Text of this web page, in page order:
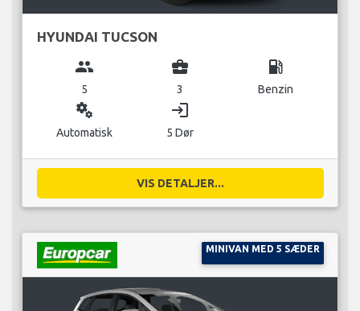
HYUNDAI TUCSON
group
5
business_center
3
local_gas_station
Benzin
miscellaneous_services
Automatisk
login
5 Dør
VIS DETALJER...
MINIVAN MED 5 SÆDER